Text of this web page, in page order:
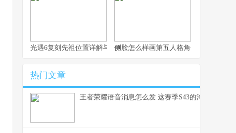
光遇6复刻先祖位置详解与实用路线指引侧脸怎么样画第五人格角色
热门文章
王者荣耀语音消息怎么发 这赛季S43的沟通优化细